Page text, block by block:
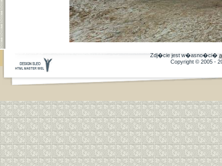
Zdj�cie jest w�asno�ci�
Copyright © 2005 -